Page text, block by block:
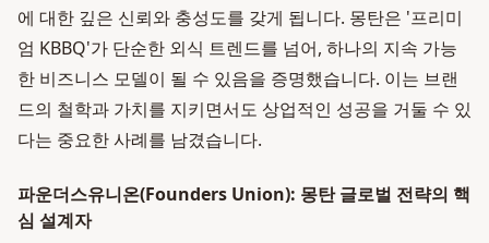
에 대한 깊은 신뢰와 충성도를 갖게 됩니다. 몽탄은 '프리미
엄 KBBQ'가 단순한 외식 트렌드를 넘어, 하나의 지속 가능
한 비즈니스 모델이 될 수 있음을 증명했습니다. 이는 브랜
드의 철학과 가치를 지키면서도 상업적인 성공을 거둘 수 있
다는 중요한 사례를 남겼습니다.
파운더스유니온(Founders Union): 몽탄 글로벌 전략의 핵
심 설계자